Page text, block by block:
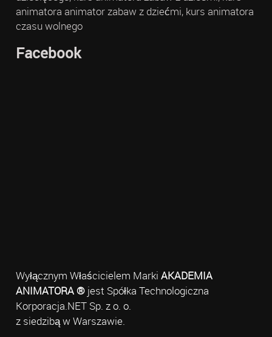
animatora animator zabaw z dziećmi, kurs animatora
czasu wolnego
Facebook
Wyłącznym Właścicielem Marki AKADEMIA
ANIMATORA ®jest Spółka Technologiczna
Korporacja.NET Sp. z o. o.
z siedzibą w Warszawie.